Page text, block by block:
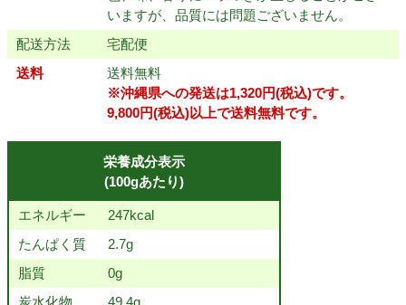
いますが、品質には問題ございません。
配送方法
宅配便
送料
送料無料
※沖縄県への発送は1,320円(税込)です。
9,800円(税込)以上で送料無料です。
栄養成分表示
(100gあたり)
エネルギー
247kcal
たんぱく質
2.7g
脂質
0g
炭水化物
49.4g